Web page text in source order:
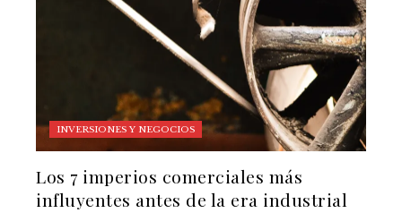
INVERSIONES Y NEGOCIOS
Los 7 imperios comerciales más
influyentes antes de la era industrial